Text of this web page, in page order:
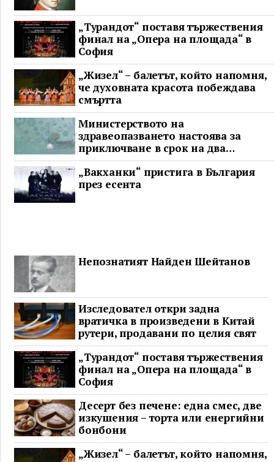
„Турандот“ поставя тържествения
финал на „Опера на площада“ в
София
„Жизел“ – балетът, който напомня,
че духовната красота побеждава
смъртта
Министерството на
здравеопазването настоява за
приключване в срок на два
ключови строителни проекта
„Вакханки“ пристига в България
през есента
Непознатият Найден Шейтанов
Изследовател откри задна
вратичка в произведени в Китай
рутери, продавани по целия свят
„Турандот“ поставя тържествения
финал на „Опера на площада“ в
София
Десерт без печене: една смес, две
изкушения – торта или енергийни
бонбони
„Жизел“ – балетът, който напомня,